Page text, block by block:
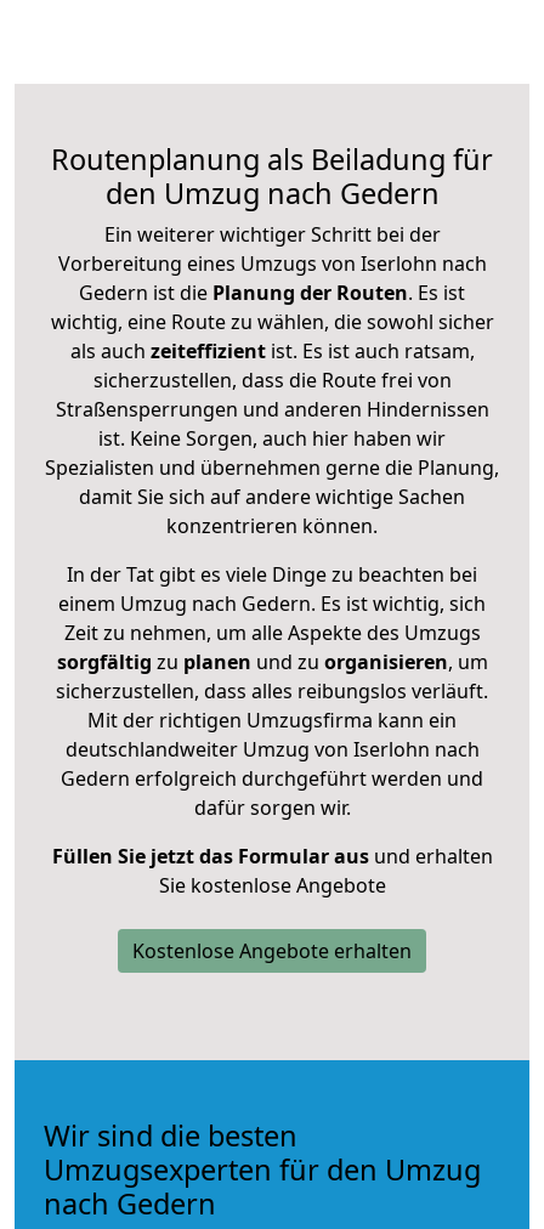
Routenplanung als Beiladung für
den Umzug nach Gedern
Ein weiterer wichtiger Schritt bei der
Vorbereitung eines Umzugs von Iserlohn nach
Gedern ist die Planung der Routen. Es ist
wichtig, eine Route zu wählen, die sowohl sicher
als auch zeiteffizientist. Es ist auch ratsam,
sicherzustellen, dass die Route frei von
Straßensperrungen und anderen Hindernissen
ist. Keine Sorgen, auch hier haben wir
Spezialisten und übernehmen gerne die Planung,
damit Sie sich auf andere wichtige Sachen
konzentrieren können.
In der Tat gibt es viele Dinge zu beachten bei
einem Umzug nach Gedern. Es ist wichtig, sich
Zeit zu nehmen, um alle Aspekte des Umzugs
sorgfältig zu planen und zu organisieren, um
sicherzustellen, dass alles reibungslos verläuft.
Mit der richtigen Umzugsfirma kann ein
deutschlandweiter Umzug von Iserlohn nach
Gedern erfolgreich durchgeführt werden und
dafür sorgen wir.
Füllen Sie jetzt das Formular ausund erhalten
Sie kostenlose Angebote
Kostenlose Angebote erhalten
Wir sind die besten
Umzugsexperten für den Umzug
nach Gedern